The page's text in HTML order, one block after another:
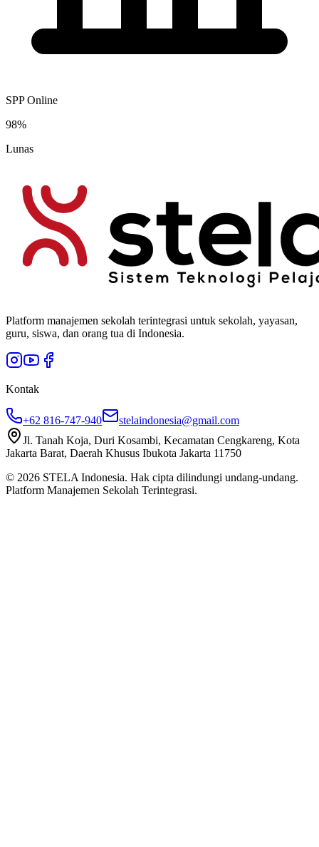
SPP Online
98%
Lunas
Platform manajemen sekolah terintegrasi untuk sekolah, yayasan,
guru, siswa, dan orang tua di Indonesia.
Kontak
+62 816-747-940
stelaindonesia@gmail.com
Jl. Tanah Koja, Duri Kosambi, Kecamatan Cengkareng, Kota
Jakarta Barat, Daerah Khusus Ibukota Jakarta 11750
© 2026 STELA Indonesia. Hak cipta dilindungi undang-undang.
Platform Manajemen Sekolah Terintegrasi.